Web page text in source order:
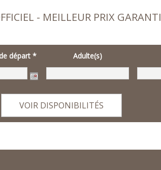
- MEILLEUR PRIX GARANTI
départ * Adulte(s)